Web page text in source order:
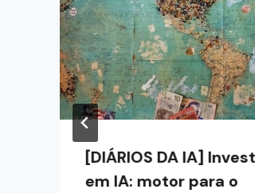
[DIÁRIOS DA IA]
em IA: motor para o